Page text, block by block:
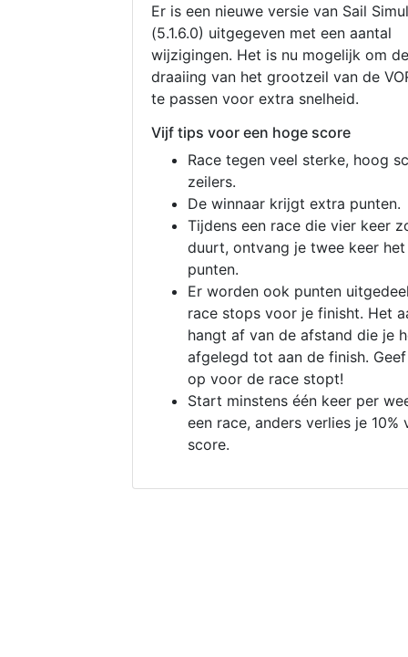
Er is een nieuwe versie van Sail
(5.1.6.0) uitgegeven met een aantal
wijzigingen. Het is nu mogelijk om de
draaiing van het grootzeil van de
te passen voor extra snelheid.
Vijf tips voor een hoge score
Race tegen veel sterke, hoog
zeilers.
De winnaar krijgt extra punten.
Tijdens een race die vier keer
duurt, ontvang je twee keer
punten.
Er worden ook punten
race stops voor je finisht. Het
hangt af van de afstand die je
afgelegd tot aan de finish.
op voor de race stopt!
Start minstens één keer per
een race, anders verlies je 10%
score.